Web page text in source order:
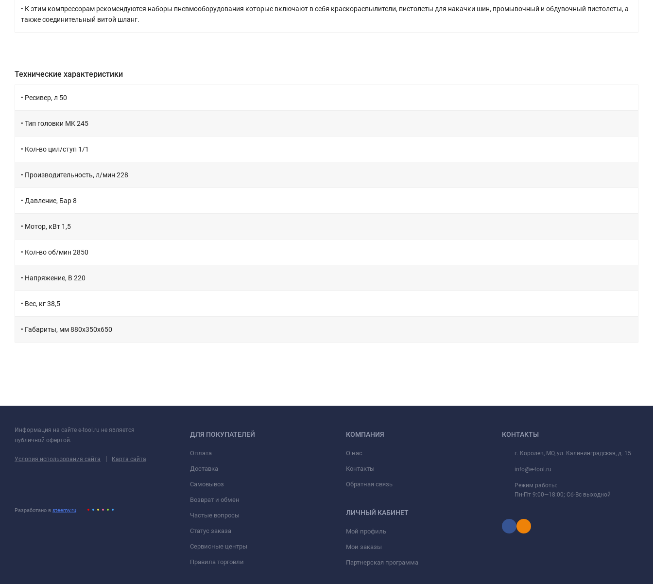
• К этим компрессорам рекомендуются наборы пневмооборудования которые включают в себя краскораспылители, пистолеты для накачки шин, промывочный и обдувочный пистолеты, а
также соединительный витой шланг.
Технические характеристики
• Ресивер, л 50
• Тип головки MK 245
• Кол-во цил/ступ 1/1
• Производительность, л/мин 228
• Давление, Бар 8
• Мотор, кВт 1,5
• Кол-во об/мин 2850
• Напряжение, В 220
• Вес, кг 38,5
• Габариты, мм 880х350х650
Информация на сайте e-tool.ru не является
публичной офертой.
Условия использования сайта | Карта сайта
Разработано в steemy.ru
ДЛЯ ПОКУПАТЕЛЕЙ
Оплата
Доставка
Самовывоз
Возврат и обмен
Частые вопросы
Статус заказа
Сервисные центры
Правила торговли
КОМПАНИЯ
О нас
Контакты
Обратная связь
ЛИЧНЫЙ КАБИНЕТ
Мой профиль
Мои заказы
Партнерская программа
КОНТАКТЫ
г. Королев, МО, ул. Калининградская, д. 15
info@e-tool.ru
Режим работы:
Пн-Пт 9:00—18:00; Сб-Вс выходной